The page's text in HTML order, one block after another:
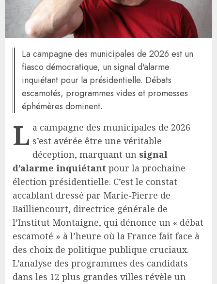
La campagne des municipales de 2026 est un
fiasco démocratique, un signal d'alarme
inquiétant pour la présidentielle. Débats
escamotés, programmes vides et promesses
éphémères dominent.
L a campagne des municipales de 2026
s’est avérée être une véritable
déception, marquant un signal
d’alarme inquiétant pour la prochaine
élection présidentielle. C’est le constat
accablant dressé par Marie-Pierre de
Bailliencourt, directrice générale de
l’Institut Montaigne, qui dénonce un « débat
escamoté » à l’heure où la France fait face à
des choix de politique publique cruciaux.
L’analyse des programmes des candidats
dans les 12 plus grandes villes révèle un